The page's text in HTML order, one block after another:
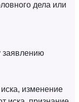
дела или
заявлению
изменение